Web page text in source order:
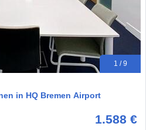
1 / 9
in HQ Bremen Airport
1.588 €